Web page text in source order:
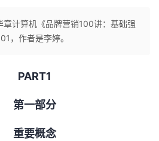
章计算机《品牌营销100讲：基础强
，作者是李婷。
PART1
第一部分
重要概念